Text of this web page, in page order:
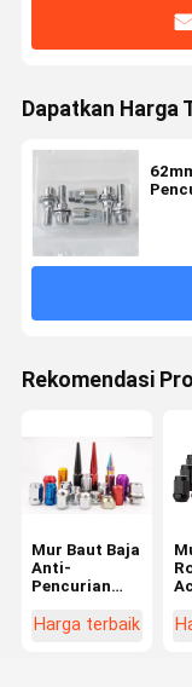
Dapatkan Harga
Rekomendasi
Mur Baut Baja
Anti-
Pencurian
Warna-warni
Harga terbaik